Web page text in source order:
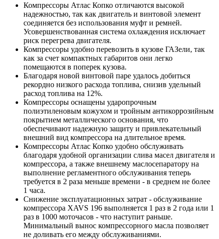
Компрессоры Атлас Копко отличаются высокой
надежностью, так как двигатель и винтовой элемент
соединяется без использования муфт и ремней.
Усовершенствованная система охлаждения исключает
риск перегрева двигателя.
Компрессоры удобно перевозить в кузове ГАЗели, так
как за счет компактных габаритов они легко
помещаются в поперек кузова.
Благодаря новой винтовой паре удалось добиться
рекордно низкого расхода топлива, снизив удельный
расход топлива на 12%.
Компрессоры оснащены ударопрочным
полиэтиленовым кожухом и тройным антикоррозийным
покрытием металлического основания, что
обеспечивают надежную защиту и привлекательный
внешний вид компрессора на длительное время.
Компрессоры Атлас Копко удобно обслуживать
благодаря удобной организации слива масел двигателя и
компрессора, а также внешнему маслосепаратору на
выполнение регламентного обслуживания теперь
требуется в 2 раза меньше времени - в среднем не более
1 часа.
Снижение эксплуатационных затрат - обслуживание
компрессора XAVS 196 выполняется 1 раз в 2 года или 1
раз в 1000 моточасов - что наступит раньше.
Минимальный вынос компрессорного масла позволяет
не доливать его между обслуживаниями.